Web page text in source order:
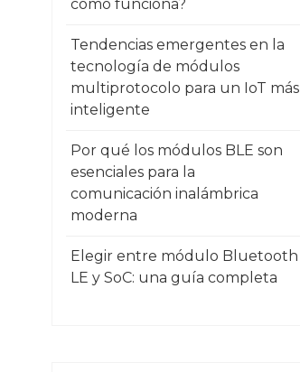
cómo funciona?
Tendencias emergentes en la
tecnología de módulos
multiprotocolo para un IoT más
inteligente
Por qué los módulos BLE son
esenciales para la
comunicación inalámbrica
moderna
Elegir entre módulo Bluetooth
LE y SoC: una guía completa